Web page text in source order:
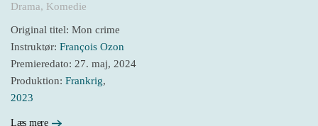
Drama, Komedie
Original titel: Mon crime
Instruktør: François Ozon
Premieredato: 27. maj, 2024
Produktion: Frankrig,
2023
Læs mere